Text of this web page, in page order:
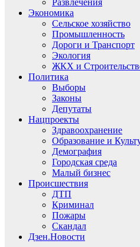
Развлечения
Экономика
Сельское хозяйство
Промышленность
Дороги и Транспорт
Экология
ЖКХ и
Политика
Выборы
Законы
Депутаты
Нацпроекты
Здравоохранение
Образование и
Демография
Городская среда
Малый бизнес
Происшествия
ДТП
Криминал
Пожары
Скандал
Дзен.Новости